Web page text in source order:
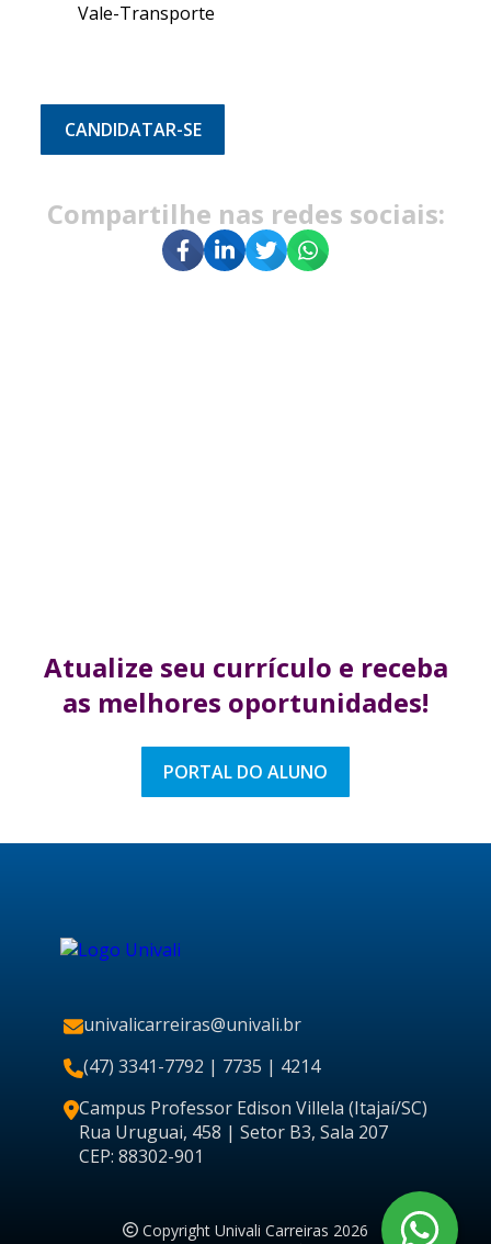
Vale-Transporte
CANDIDATAR-SE
Compartilhe nas redes sociais:
Atualize seu currículo e receba
as melhores oportunidades!
PORTAL DO ALUNO
univalicarreiras@univali.br
(47) 3341-7792 | 7735 | 4214
Campus Professor Edison Villela (Itajaí/SC)
Rua Uruguai, 458 | Setor B3, Sala 207
CEP: 88302-901
Copyright Univali Carreiras 2026